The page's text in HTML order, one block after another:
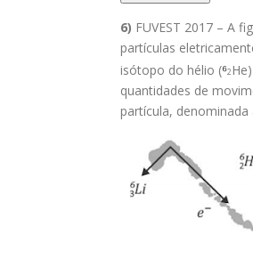
6) FUVEST 2017 – A
partículas
isótopo do hélio (⁶2
quantidades de
partícula,